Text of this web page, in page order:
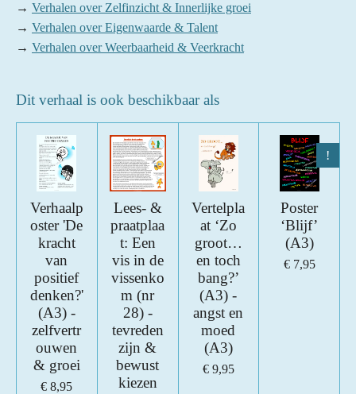
→ Verhalen over Zelfinzicht & Innerlijke groei
→ Verhalen over Eigenwaarde & Talent
→ Verhalen over Weerbaarheid & Veerkracht
Dit verhaal is ook beschikbaar als
Verhaalp
oster 'De
kracht
van
positief
denken?'
(A3) -
zelfvertr
ouwen
& groei
€ 8,95
Lees- &
praatplaa
t: Een
vis in de
vissenko
m (nr
28) -
tevreden
zijn &
bewust
kiezen
Vertelpla
at ‘Zo
groot…
en toch
bang?’
(A3) -
angst en
moed
(A3)
€ 9,95
!
Poster
‘Blijf’
(A3)
€ 7,95